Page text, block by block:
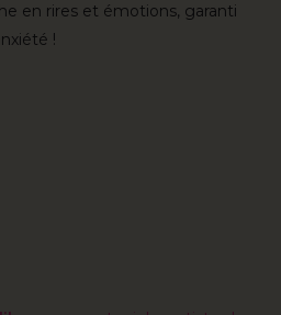
en rires et émotions, garanti
!